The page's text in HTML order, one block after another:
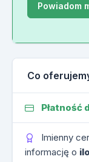
Co
Płatność
Imienny
informację o